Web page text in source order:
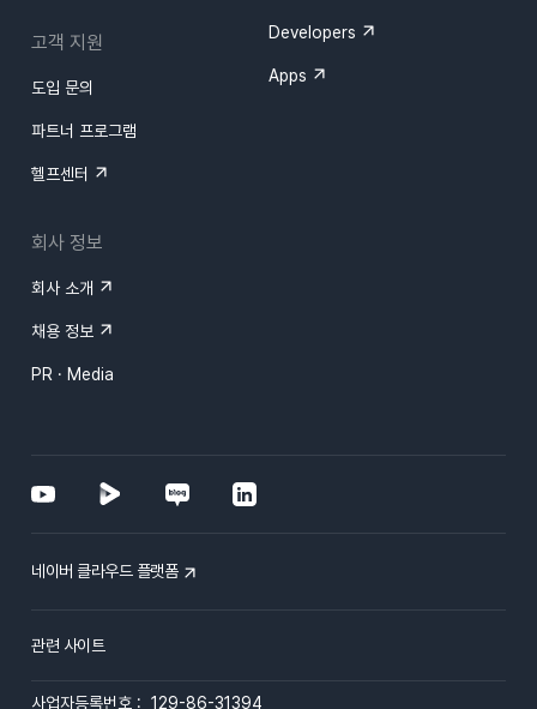
고객 지원
도입 문의
파트너 프로그램
헬프센터
회사 정보
회사 소개
채용 정보
PR · Media
Developers
Apps
사업자등록번호 : 129-86-31394
네이버 클라우드 플랫폼
관련 사이트